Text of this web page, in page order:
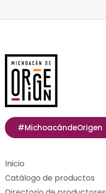
#MichoacándeOrigen
Inicio
Catálogo de productos